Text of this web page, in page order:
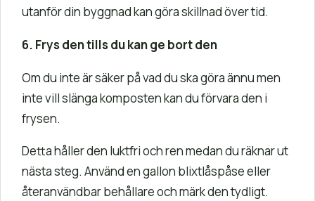
utanför din byggnad kan göra skillnad över tid.
6. Frys den tills du kan ge bort den
Om du inte är säker på vad du ska göra ännu men
inte vill slänga komposten kan du förvara den i
frysen.
Detta håller den luktfri och ren medan du räknar ut
nästa steg. Använd en gallon blixtlåspåse eller
återanvändbar behållare och märk den tydligt.